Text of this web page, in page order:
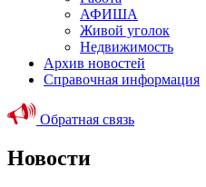
АФИША
Живой уголок
Недвижимость
Архив новостей
Справочная информация
Обратная связь
Новости